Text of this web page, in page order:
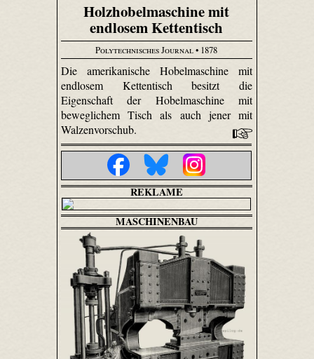
Holzhobelmaschine mit
endlosem Kettentisch
Polytechnisches Journal• 1878
Die amerikanische Hobelmaschine mit
endlosem Kettentisch besitzt die
Eigenschaft der Hobelmaschine mit
beweglichem Tisch als auch jener mit
Walzenvorschub.
REKLAME
MASCHINENBAU